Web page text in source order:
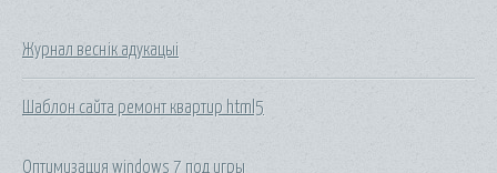
Журнал веснік адукацыі
Шаблон сайта ремонт квартир html5
Оптимизация windows 7 под игры